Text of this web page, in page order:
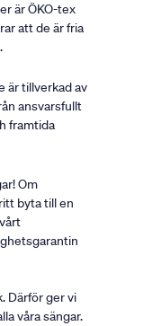
är ÖKO-tex
att de är fria
är tillverkad av
ansvarsfullt
framtida
Om
byta till en
Därför ger vi
våra sängar.